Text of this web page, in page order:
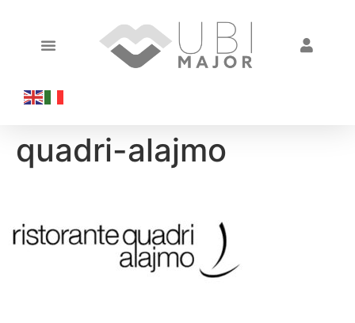
quadri-alajmo